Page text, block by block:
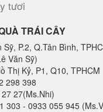
tươi
TRÁI CÂY
Sỹ, P.2, Q.Tân Bình,
Văn Sỹ)
Thị Kỷ, P1, Q10, TPHCM
298 398
27(Ms.Nhi)
303 - 0933 055 945